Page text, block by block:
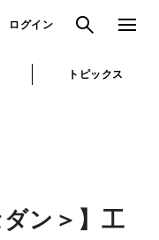
ログイン 検索 メニュ
トピックス
ダン＞】工